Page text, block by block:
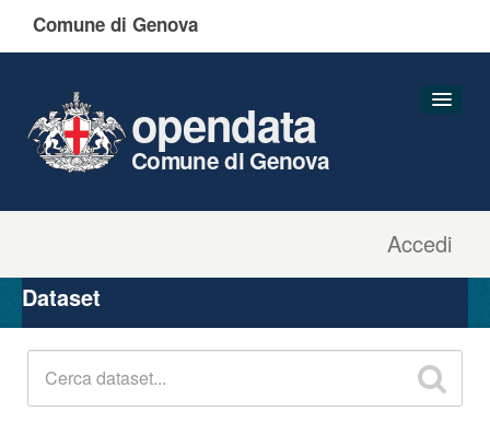
Comune di Genova
Accedi
opendata
Comune di Genova
Organizzazioni
Gruppi
Dataset